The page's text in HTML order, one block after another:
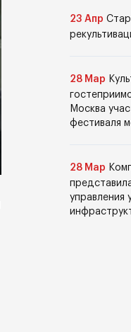
23 Апр
28 Мар
Москва
фестиваля
28 Мар
управления